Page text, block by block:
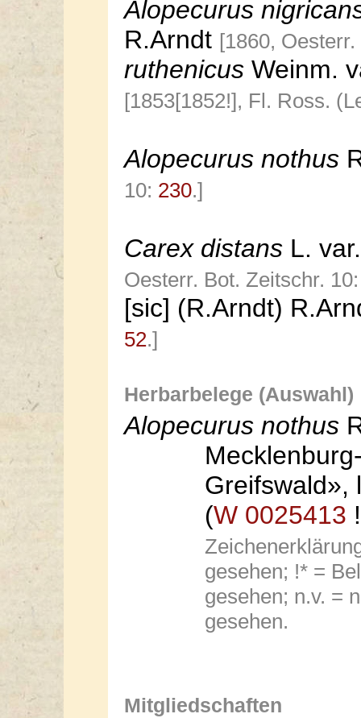
Alopecurus
R.Arndt [1860,
ruthenicus Weinm.
[1853[1852!], Fl. Ross.
Alopecurus nothus
10: 230.]
Carex distans L.
Oesterr. Bot. Zeitschr.
[sic] (R.Arndt)
52.]
Herbarbelege (Auswahl)
Alopecurus nothus
Greifswald»,
(W 0025413
gesehen; !* =
gesehen; n.v. =
gesehen.
Mitgliedschaften